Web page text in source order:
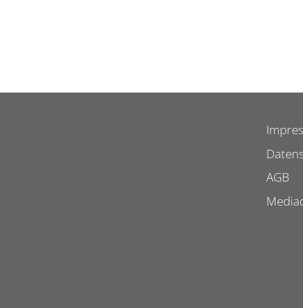
AGB